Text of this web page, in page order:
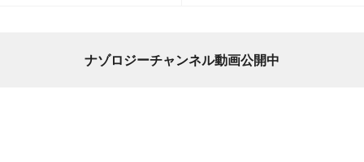
ナゾロジーチャンネル動画公開中